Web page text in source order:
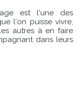
est l'une des
l'on puisse vivre,
autres à en faire
dans leurs